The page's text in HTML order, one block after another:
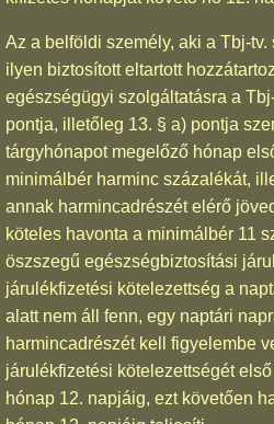
Az a belföldi személy, aki a Tbj-
ilyen biztosított eltartott
egészségügyi szolgáltatásra a
pontja, illetőleg 13. § a) pontja
tárgyhónapot megelőző hónap
minimálbér harminc százalékát,
annak harmincadrészét elérő
köteles havonta a minimálbér 11
öszszegű egészségbiztosítási
járulékfizetési kötelezettség a
alatt nem áll fenn, egy naptári
harmincadrészét kell figyelembe
járulékfizetési kötelezettségét
hónap 12. napjáig, ezt követően